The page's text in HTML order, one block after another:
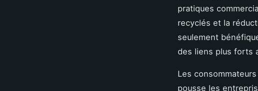
pratiques
recyclés et la
seulement
des liens plus forts
Les
pousse les